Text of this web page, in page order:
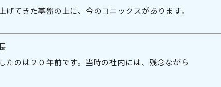
てきた基盤の上に、今のコニックスがあります。
たのは２０年前です。当時の社内には、残念ながら